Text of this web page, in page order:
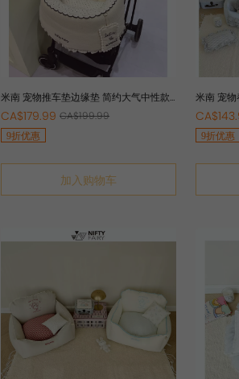
米南 宠物推车垫边缘垫 简约大气中性款
全棉推车四件套
CA$179.99 CA$199.99
9折优惠
加入购物车
米南 宠
易清洁亲
9折优惠